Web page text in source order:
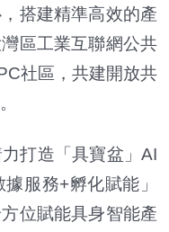
搭建精準高效的產
區工業互聯網公共
社區，共建開放共
打造「具寶盆」AI
服務+孵化賦能」
位賦能具身智能產